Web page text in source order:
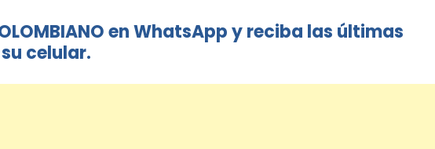
en WhatsApp y reciba las últimas
celular.